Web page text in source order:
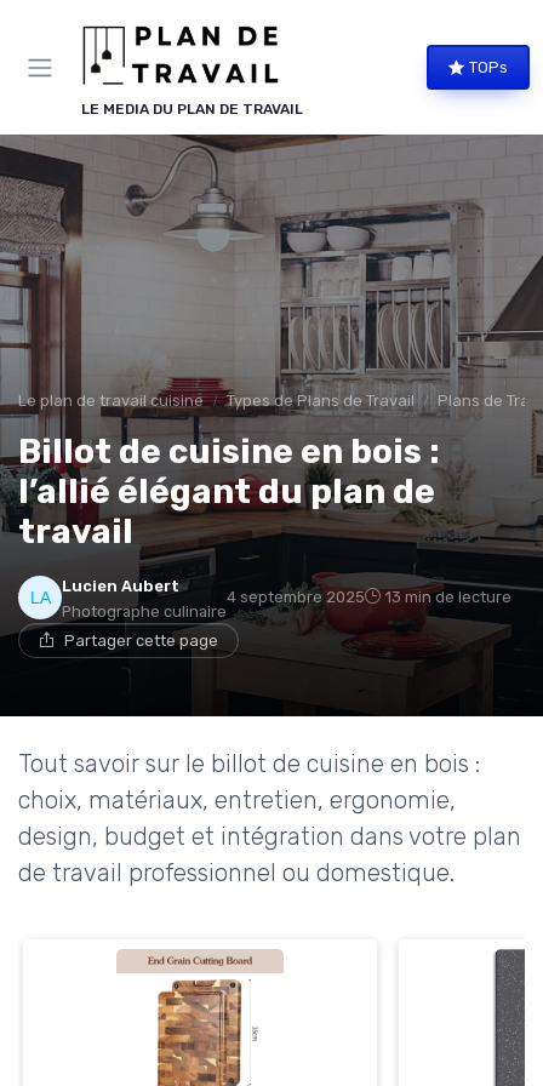
LE MEDIA DU PLAN DE TRAVAIL
TOPs
Le plan de travail cuisine Types de Plans de Travail Plans de
Billot de cuisine en bois :
l’allié élégant du plan de
travail
Lucien Aubert
Photographe culinaire
4 septembre 2025 13 min de lecture
Partager cette page
Tout savoir sur le billot de cuisine en bois :
choix, matériaux, entretien, ergonomie,
design, budget et intégration dans votre plan
de travail professionnel ou domestique.